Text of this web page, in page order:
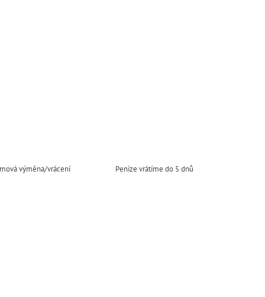
výměna/vrácení Peníze vrátíme do 5 dnů